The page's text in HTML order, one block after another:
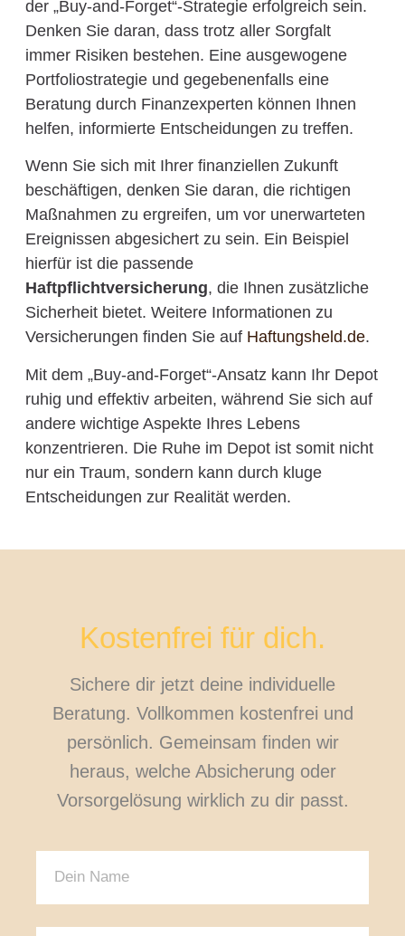
der „Buy-and-Forget“-Strategie erfolgreich sein.
Denken Sie daran, dass trotz aller Sorgfalt
immer Risiken bestehen. Eine ausgewogene
Portfoliostrategie und gegebenenfalls eine
Beratung durch Finanzexperten können Ihnen
helfen, informierte Entscheidungen zu treffen.
Wenn Sie sich mit Ihrer finanziellen Zukunft
beschäftigen, denken Sie daran, die richtigen
Maßnahmen zu ergreifen, um vor unerwarteten
Ereignissen abgesichert zu sein. Ein Beispiel
hierfür ist die passende
Haftpflichtversicherung, die Ihnen zusätzliche
Sicherheit bietet. Weitere Informationen zu
Versicherungen finden Sie auf Haftungsheld.de.
Mit dem „Buy-and-Forget“-Ansatz kann Ihr Depot
ruhig und effektiv arbeiten, während Sie sich auf
andere wichtige Aspekte Ihres Lebens
konzentrieren. Die Ruhe im Depot ist somit nicht
nur ein Traum, sondern kann durch kluge
Entscheidungen zur Realität werden.
Kostenfrei für dich.
Sichere dir jetzt deine individuelle
Beratung. Vollkommen kostenfrei und
persönlich. Gemeinsam finden wir
heraus, welche Absicherung oder
Vorsorgelösung wirklich zu dir passt.